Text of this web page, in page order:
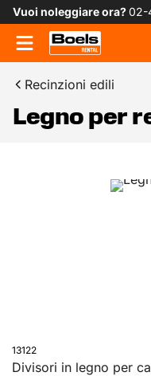
Vuoi noleggiare ora?02-
Recinzioni edili
Legno per
13122
Divisori in legno per